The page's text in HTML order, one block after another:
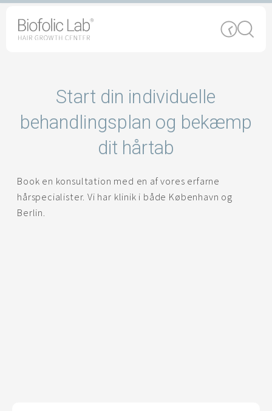
Start din individuelle
behandlingsplan og bekæmp
dit hårtab
Book en konsultation med en af vores erfarne
hårspecialister. Vi har klinik i både København og
Berlin.